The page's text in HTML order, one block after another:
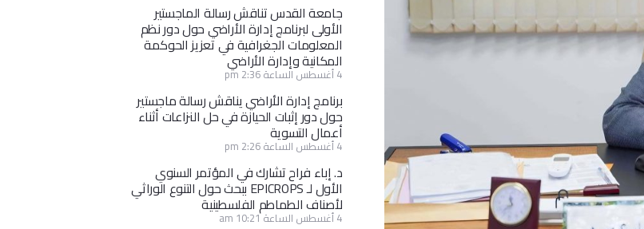
جامعة القدس تناقش رسالة الماجستير
الأولى لبرنامج إدارة الأراضي حول دور نظم
المعلومات الجغرافية في تعزيز الحوكمة
المكانية وإدارة الأراضي
4 أغسطس الساعة 2:36 pm
برنامج إدارة الأراضي يناقش رسالة ماجستير
حول دور إثبات الحيازة في حل النزاعات أثناء
أعمال التسوية
4 أغسطس الساعة 2:26 pm
د. إباء فراح تشارك في المؤتمر السنوي
الأول لـ EPICROPS ببحث حول التنوع الوراثي
لأصناف الطماطم الفلسطينية
4 أغسطس الساعة 10:21 am